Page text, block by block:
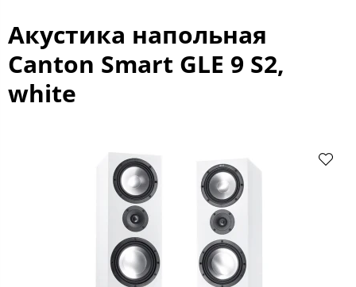
Акустика напольная
Canton Smart GLE 9 S2,
white